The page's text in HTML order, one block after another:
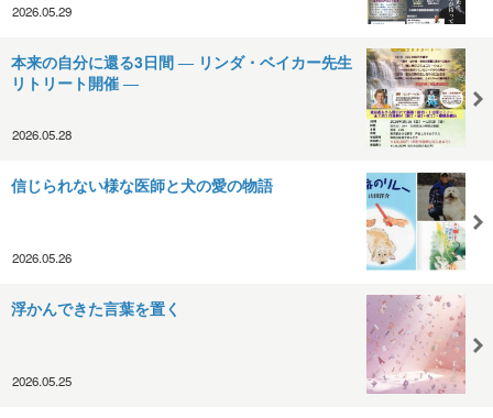
2026.05.29
本来の自分に還る3日間 ― リンダ・ベイカー先生
リトリート開催 ―
2026.05.28
信じられない様な医師と犬の愛の物語
2026.05.26
浮かんできた言葉を置く
2026.05.25